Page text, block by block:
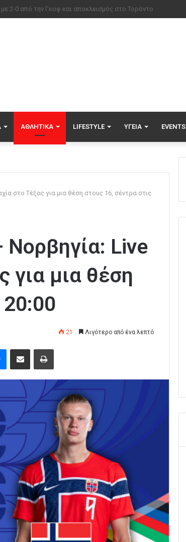
πρώτο γκολ της φετινής Primeira Liga, δείτε το γκολ
ΑΘΛΗΤΙΚΆ LIFESTYLE ΥΓΕΊΑ EVENTS
στο Τέξας για μια θέση στους 16, σέντρα στις
Live
για μια θέση
20:00
21 Λιγότερο από ένα λεπτό